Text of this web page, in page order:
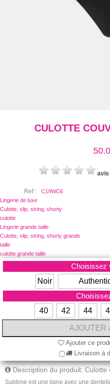
CULOTTE
avis
Ref :
C19WC6
Lingerie de luxe
Culotte, slip, string, shorty
culotte
Lingerie grande taille
Culotte, slip, string, shorty grande
taille
culotte grande taille
Choisissez
Noir
40
42 44
Ajouter ce
Livraison à
Description du produit: Culotte
Sublime est une ligne avec une